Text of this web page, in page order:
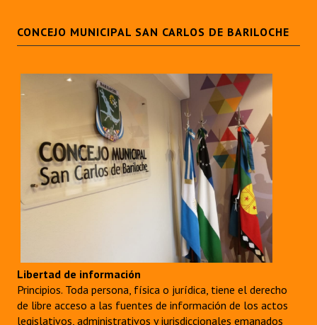
Antiguos Pobladores
Noticias Destacadas
Registros y Distinciones
Datos Históricos
Premio al Mérito - Registro
Audiencias Públicas - Registro
Mujeres que Dejaron Huellas - Registro
Ciudadano Ilustre - Registro
Banca del Vecino - Registro
CONCEJO MUNICIPAL SAN CARLOS DE BARILOCHE
Libertad de información
Principios. Toda persona, física o jurídica, tiene el derecho
de libre acceso a las fuentes de información de los actos
legislativos, administrativos y jurisdiccionales emanados